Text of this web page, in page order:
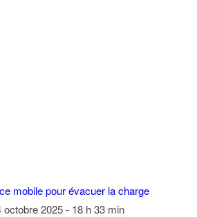
mobile pour évacuer la charge
octobre 2025 - 18 h 33 min